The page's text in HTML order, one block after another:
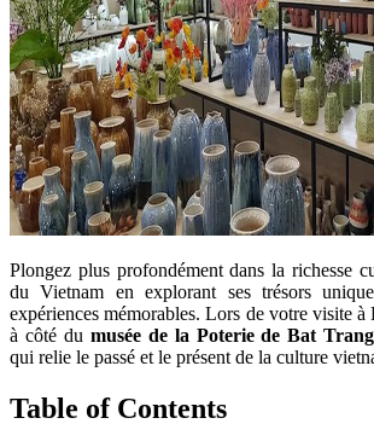
Plongez plus profondément dans la richesse
du Vietnam en explorant ses trésors
expériences mémorables. Lors de votre visite à
à côté du musée de la Poterie de Bat Trang
qui relie le passé et le présent de la culture
Table of Contents